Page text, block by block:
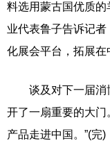
料选用蒙古国优质的
业代表鲁子告诉记
化展会平台，拓展在
谈及对下一届消博
开了一扇重要的大
产品走进中国。”(完)